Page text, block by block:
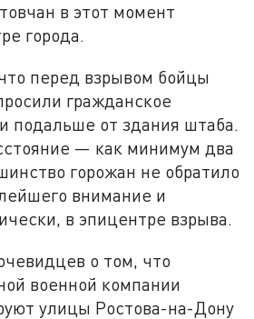
в этот момент
города.
перед взрывом бойцы
гражданское
подальше от здания штаба.
— как минимум два
горожан не обратило
внимание и
в эпицентре взрыва.
о том, что
военной компании
улицы Ростова-на-Дону